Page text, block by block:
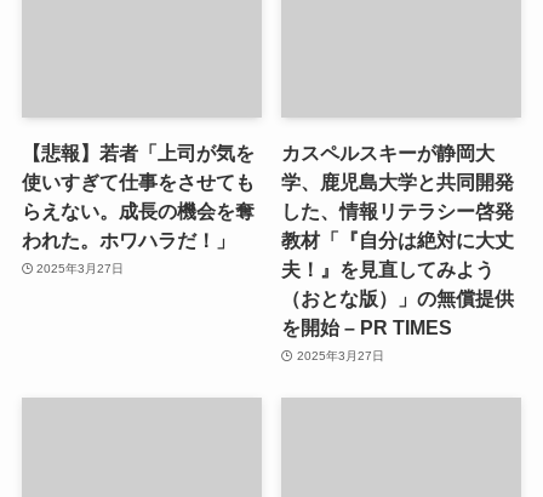
【悲報】若者「上司が気を
使いすぎて仕事をさせても
らえない。成長の機会を奪
われた。ホワハラだ！」
2025年3月27日
カスペルスキーが静岡大
学、鹿児島大学と共同開発
した、情報リテラシー啓発
教材「『自分は絶対に大丈
夫！』を見直してみよう
（おとな版）」の無償提供
を開始 – PR TIMES
2025年3月27日